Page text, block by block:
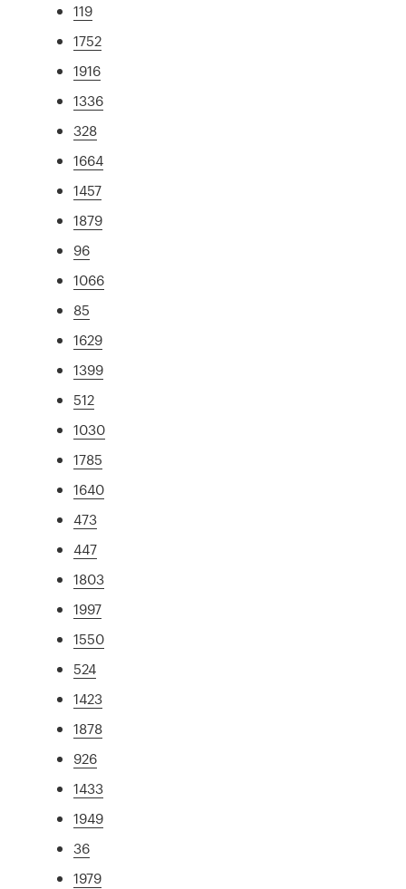
119
1752
1916
1336
328
1664
1457
1879
96
1066
85
1629
1399
512
1030
1785
1640
473
447
1803
1997
1550
524
1423
1878
926
1433
1949
36
1979